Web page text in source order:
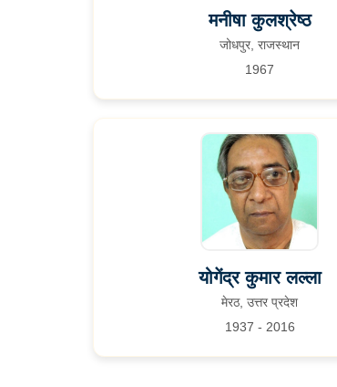
मनीषा कुलश्रेष्ठ
जोधपुर, राजस्थान
1967
योगेंद्र कुमार लल्ला
मेरठ, उत्तर प्रदेश
1937 - 2016